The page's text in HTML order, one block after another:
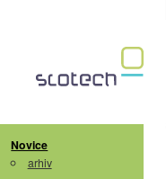
Novice
arhiv